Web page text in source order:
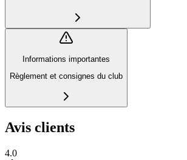
Informations importantes
Règlement et consignes du club
Avis clients
4.0